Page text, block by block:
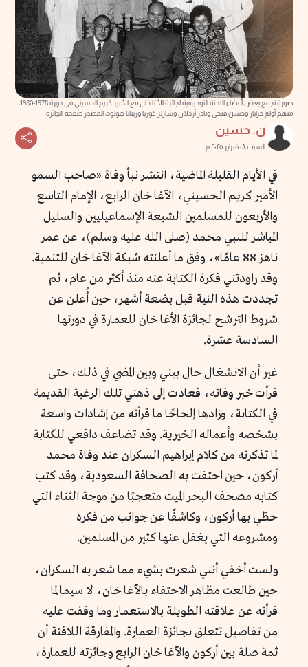
صورة تجمع بعض أعضاء اللجنة التوجيهية لجائزة الأغا خان مع الأمير كريم الحسيني في دورة 1978-1980،
منهم أولغ جرابار وحسن فتحي ونادر أردلان وشارلز كوريا وريناتا هولود، المصدر صفحة الجائزة.
ن. حسين
السبت ٠٨ فبراير ٢٠٢٥ م
في الأيام القليلة الماضية، انتشر نبأ وفاة «صاحب السمو
الأمير كريم الحسيني، الآغا خان الرابع، الإمام التاسع
والأربعون للمسلمين الشيعة الإسماعيليين والسليل
المباشر للنبي محمد (صلى الله عليه وسلم)، عن عمر
ناهز 88 عامًا
»، وفق ما أعلنته شبكة الآغا خان للتنمية.
وقد راودتني فكرة الكتابة عنه منذ أكثر من عام، ثم
تجددت هذه النية قبل بضعة أشهر، حين أُعلن عن
شروط الترشح لجائزة الأغا خان للعمارة في دورتها
السادسة عشرة.
غير أن الانشغال حال بيني وبين المضي في ذلك، حتى
قرأت خبر وفاته، فعادت إلى ذهني تلك الرغبة القديمة
في الكتابة، وزادها إلحاحًا ما قرأته من إشادات واسعة
بشخصه وأعماله الخيرية. وقد تضاعف دافعي للكتابة
لما تذكرته من كلام إبراهيم السكران عند وفاة محمد
أركون، حين احتفت به الصحافة السعودية، وقد كتب
كتابه مصحف البحر الميت متعجبًا من موجة الثناء التي
حظي بها أركون، وكاشفًا عن جوانب من فكره
ومشروعه التي يغفل عنها كثير من المسلمين.
ولست أخفي أنني شعرت بشيء مما شعر به السكران،
حين طالعت مظاهر الاحتفاء بالآغا خان، لا سيما لما
قرأته عن علاقته الطويلة بالاستعمار وما وقفت عليه
من تفاصيل تتعلق بجائزة العمارة. والمفارقة اللافتة أن
ثمة صلة بين أركون والآغا خان الرابع وجائزته للعمارة،